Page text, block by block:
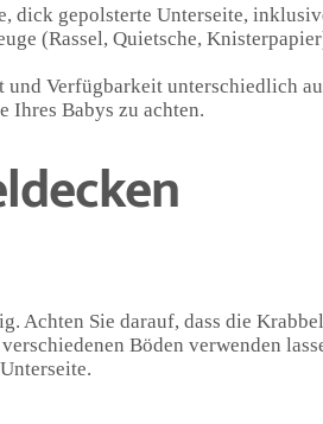
dick gepolsterte Unterseite,
(Rassel, Quietsche,
und Verfügbarkeit unterschiedlich
Ihres Babys zu achten.
Achten Sie darauf, dass die
Böden verwenden